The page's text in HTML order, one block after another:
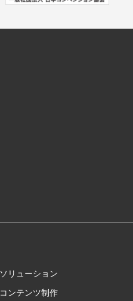
ソリューション
コンテンツ制作